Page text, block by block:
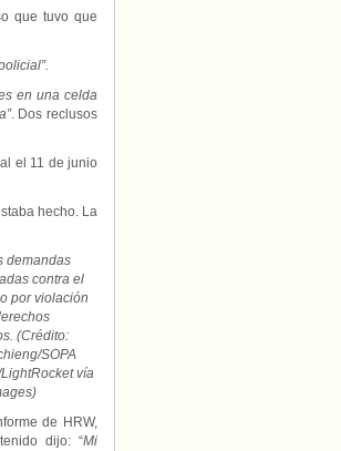
que tuvo que
en una celda
. Dos reclusos
el 11 de junio
hecho. La
demandas
contra el
por violación
(Crédito:
SOPA
vía
de HRW,
dijo: “Mi